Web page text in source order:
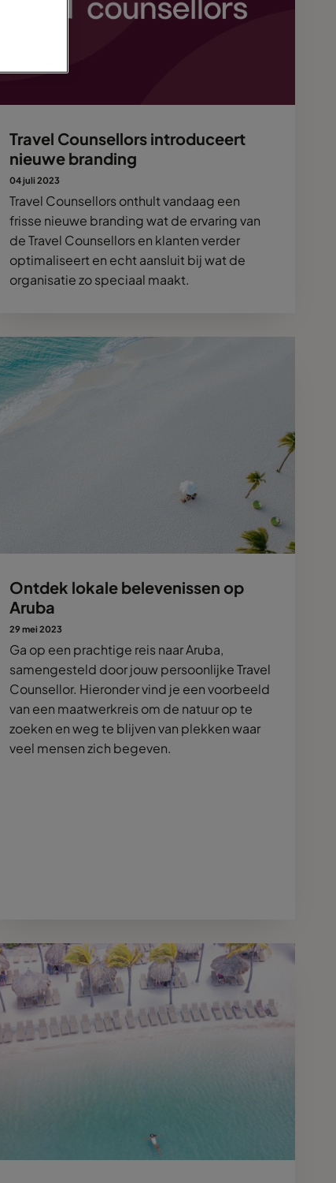
Travel Counsellors introduceert
nieuwe branding
04 juli 2023
Travel Counsellors onthult vandaag een
frisse nieuwe branding wat de ervaring van
de Travel Counsellors en klanten verder
optimaliseert en echt aansluit bij wat de
organisatie zo speciaal maakt.
Ontdek lokale belevenissen op
Aruba
29 mei 2023
Ga op een prachtige reis naar Aruba,
samengesteld door jouw persoonlijke Travel
Counsellor. Hieronder vind je een voorbeeld
van een maatwerkreis om de natuur op te
zoeken en weg te blijven van plekken waar
veel mensen zich begeven.